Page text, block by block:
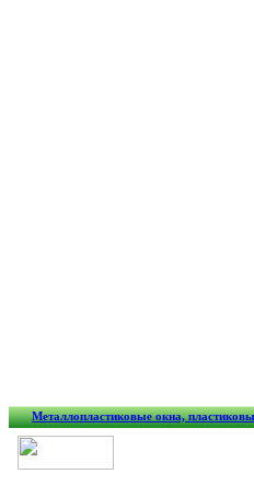
Металлопластиковые окна,